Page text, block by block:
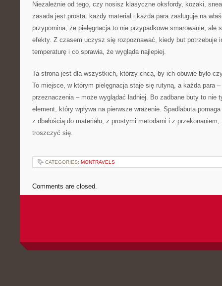
Niezależnie od tego, czy nosisz klasyczne oksfordy, kozaki,
zasada jest prosta: każdy materiał i każda para zasługuje na
przypomina, że pielęgnacja to nie przypadkowe smarowanie, ale
efekty. Z czasem uczysz się rozpoznawać, kiedy but potrzebuje
temperaturę i co sprawia, że wygląda najlepiej.
Ta strona jest dla wszystkich, którzy chcą, by ich obuwie było
To miejsce, w którym pielęgnacja staje się rutyną, a każda para
przeznaczenia – może wyglądać ładniej. Bo zadbane buty to nie
element, który wpływa na pierwsze wrażenie. Spadlabuta
z dbałością do materiału, z prostymi metodami i z
troszczyć się.
CATEGORIES: MONTRAVELS
Comments are closed.